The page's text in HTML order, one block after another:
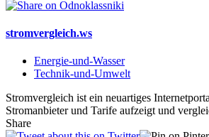
stromvergleich.ws
Energie-und-Wasser
Technik-und-Umwelt
Stromvergleich ist ein neuartiges
Stromanbieter und Tarife aufzeigt und
Share